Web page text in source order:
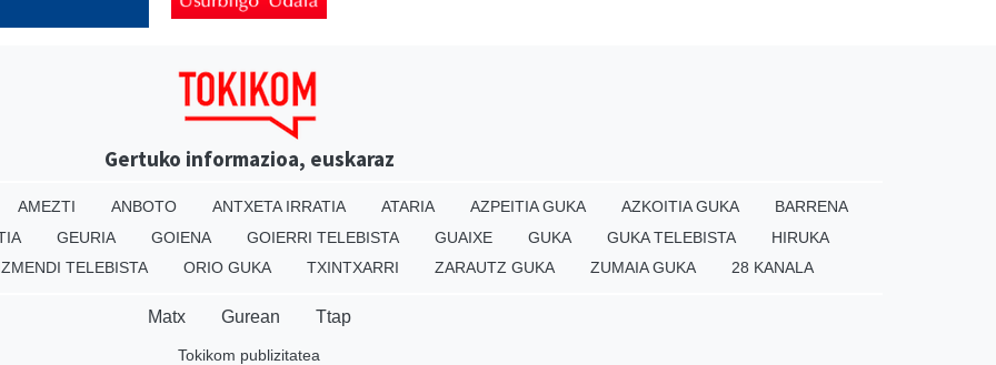
Gertuko informazioa, euskaraz
AMEZTI ANBOTO ANTXETA IRRATIA ATARIA AZPEITIA GUKA AZKOITIA GUKA
BARRENA
GEURIA GOIENA GOIERRI TELEBISTA GUAIXE GUKA GUKA TELEBISTA
HIRUKA
TELEBISTA ORIO GUKA TXINTXARRI ZARAUTZ GUKA ZUMAIA GUKA 28 KANALA
Matx Gurean Ttap
Tokikom publizitatea